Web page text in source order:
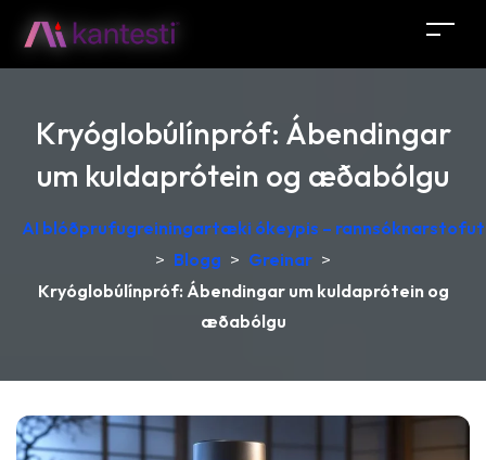
Kryóglobúlínpróf: Ábendingar
um kuldaprótein og æðabólgu
AI blóðprufugreiningartæki ókeypis –
> Blogg > Greinar >
Kryóglobúlínpróf: Ábendingar um kuldaprótein og
æðabólgu